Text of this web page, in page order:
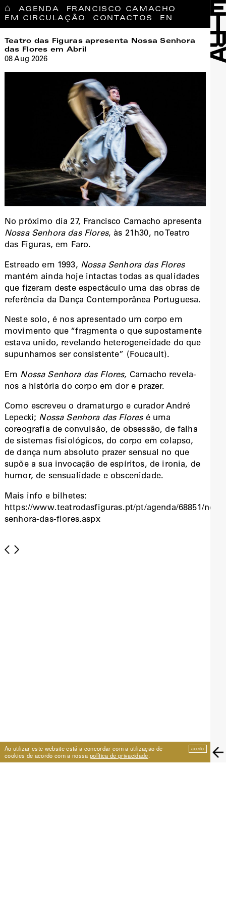
⌂ AGENDA
FRANCISCO CAMACHO
EM CIRCULAÇÃO
CONTACTOS EN
Teatro das Figuras apresenta Nossa Senhora
das Flores em Abril
08 Aug 2026
No próximo dia 27, Francisco Camacho apresenta
Nossa Senhora das Flores, às 21h30, no Teatro
das Figuras, em Faro.
Estreado em 1993, Nossa Senhora das Flores
mantém ainda hoje intactas todas as qualidades
que fizeram deste espectáculo uma das obras de
referência da Dança Contemporânea Portuguesa.
Neste solo, é nos apresentado um corpo em
movimento que “fragmenta o que supostamente
estava unido, revelando heterogeneidade do que
supunhamos ser consistente” (Foucault).
Em Nossa Senhora das Flores, Camacho revela-
nos a história do corpo em dor e prazer.
Como escreveu o dramaturgo e curador André
Lepecki; Nossa Senhora das Flores é uma
coreografia de convulsão, de obsessão, de falha
de sistemas fisiológicos, do corpo em colapso,
de dança num absoluto prazer sensual no que
supõe a sua invocação de espíritos, de ironia, de
humor, de sensualidade e obscenidade.
Mais info e bilhetes:
https://www.teatrodasfiguras.pt/pt/agenda/68851/
senhora-das-flores.aspx
Ao utilizar este website está a concordar com a utilização de
cookies de acordo com a nossapolítica de privacidade.
aceito